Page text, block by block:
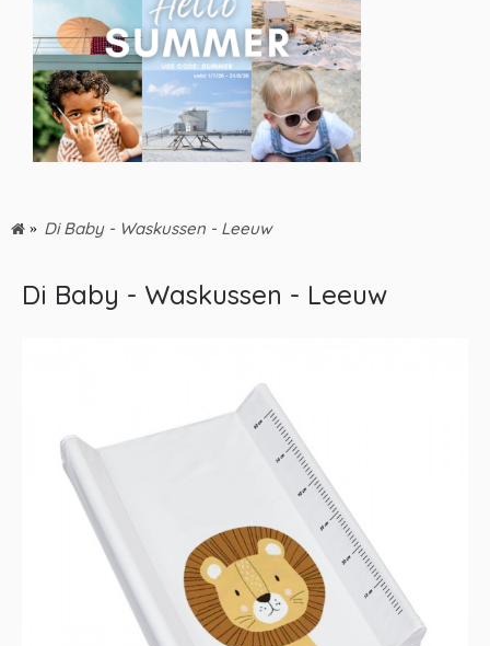
Di Baby - Waskussen - Leeuw
Di Baby - Waskussen - Leeuw